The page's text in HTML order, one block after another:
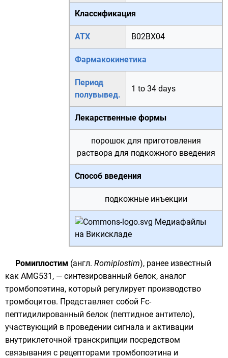
Классификация
АТХ B02BX04
Фармакокинетика
Период
полувывед.
1 to 34 days
Лекарственные формы
порошок для приготовления
раствора для подкожного введения
Способ введения
подкожные инъекции
Медиафайлы
на Викискладе
Ромиплостим (англ. Romiplostim), ранее известный
как AMG531, — синтезированный белок, аналог
тромбопоэтина, который регулирует производство
тромбоцитов. Представляет собой Fc-
пептидилированный белок (пептидное антитело),
участвующий в проведении сигнала и активации
внутриклеточной транскрипции посредством
связывания с рецепторами тромбопоэтина и